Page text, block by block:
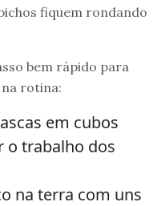
fiquem rondando
bem rápido para
rotina:
em cubos
o trabalho dos
na terra com uns